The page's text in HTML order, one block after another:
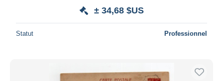
± 34,68 $US
Statut Professionnel